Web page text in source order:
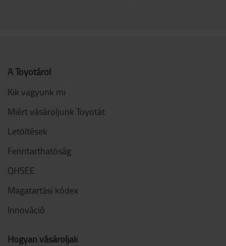
A Toyotáról
Kik vagyunk mi
Miért vásároljunk Toyotát
Letöltések
Fenntarthatóság
QHSEE
Magatartási kódex
Innováció
Hogyan vásároljak